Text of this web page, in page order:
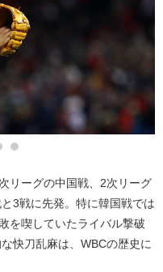
リーグの中国戦、2次リーグ
3戦に先発。特に韓国戦では
を喫していたライバル撃破
快刀乱麻は、WBCの歴史に